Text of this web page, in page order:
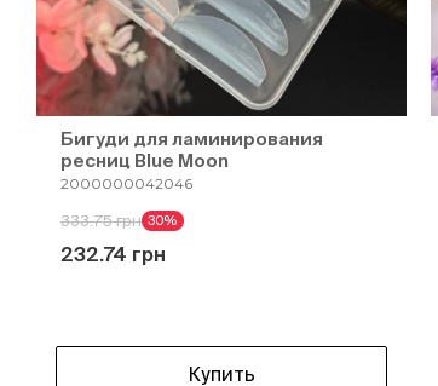
Бигуди для ламинирования
ресниц Blue Moon
2000000042046
333.75 грн 30%
232.74 грн
Купить